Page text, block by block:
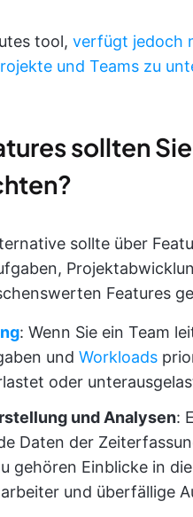
tool, verfügt jedoch
und Teams zu
sollten
sollte über
Features
: Wenn Sie ein Team
und Workloads
oder
und Analysen:
Daten der
gehören Einblicke in
und überfällige